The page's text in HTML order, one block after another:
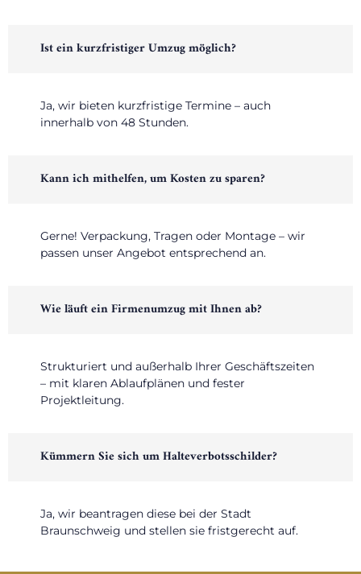
Ist ein kurzfristiger Umzug möglich?
Ja, wir bieten kurzfristige Termine – auch
innerhalb von 48 Stunden.
Kann ich mithelfen, um Kosten zu sparen?
Gerne! Verpackung, Tragen oder Montage – wir
passen unser Angebot entsprechend an.
Wie läuft ein Firmenumzug mit Ihnen ab?
Strukturiert und außerhalb Ihrer Geschäftszeiten
– mit klaren Ablaufplänen und fester
Projektleitung.
Kümmern Sie sich um Halteverbotsschilder?
Ja, wir beantragen diese bei der Stadt
Braunschweig und stellen sie fristgerecht auf.